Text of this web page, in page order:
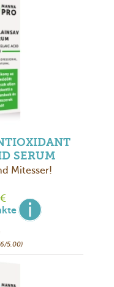
SERUM
Mitesser!
5.00)